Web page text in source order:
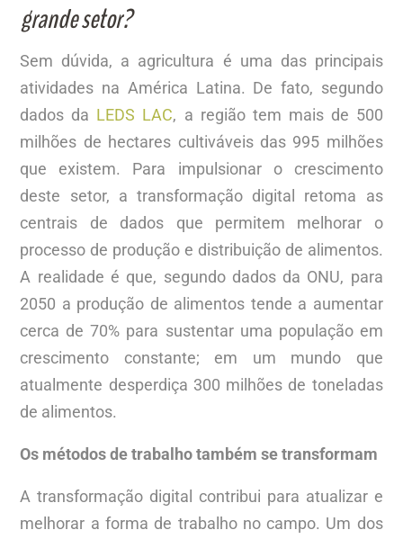
grande setor?
Sem dúvida, a agricultura é uma das principais
atividades na América Latina. De fato, segundo
dados da LEDS LAC, a região tem mais de 500
milhões de hectares cultiváveis das 995 milhões
que existem. Para impulsionar o crescimento
deste setor, a transformação digital retoma as
centrais de dados que permitem melhorar o
processo de produção e distribuição de alimentos.
A realidade é que, segundo dados da ONU, para
2050 a produção de alimentos tende a aumentar
cerca de 70% para sustentar uma população em
crescimento constante; em um mundo que
atualmente desperdiça 300 milhões de toneladas
de alimentos.
Os métodos de trabalho também se transformam
A transformação digital contribui para atualizar e
melhorar a forma de trabalho no campo. Um dos